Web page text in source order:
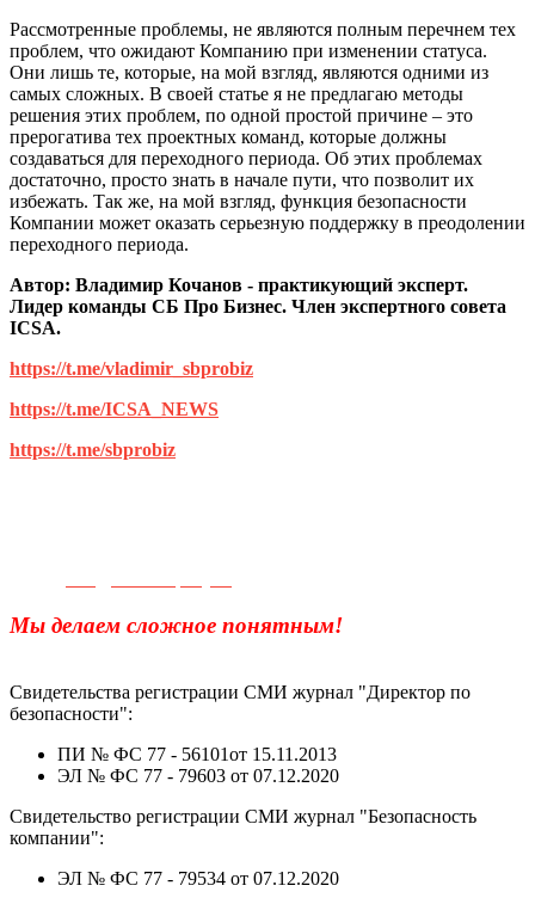
Рассмотренные проблемы, не являются полным перечнем тех
проблем, что ожидают Компанию при изменении статуса.
Они лишь те, которые, на мой взгляд, являются одними из
самых сложных. В своей статье я не предлагаю методы
решения этих проблем, по одной простой причине – это
прерогатива тех проектных команд, которые должны
создаваться для переходного периода. Об этих проблемах
достаточно, просто знать в начале пути, что позволит их
избежать. Так же, на мой взгляд, функция безопасности
Компании может оказать серьезную поддержку в преодолении
переходного периода.
Автор: Владимир Кочанов - практикующий эксперт.
Лидер команды СБ Про Бизнес. Член экспертного совета
ICSA.
https://t.me/vladimir_sbprobiz
https://t.me/ICSA_NEWS
https://t.me/sbprobiz
Мы делаем сложное понятным!
Свидетельства регистрации СМИ журнал "Директор по
безопасности":
ПИ № ФС 77 - 56101от 15.11.2013
ЭЛ № ФС 77 - 79603 от 07.12.2020
Свидетельство регистрации СМИ журнал "Безопасность
компании":
ЭЛ № ФС 77 - 79534 от 07.12.2020